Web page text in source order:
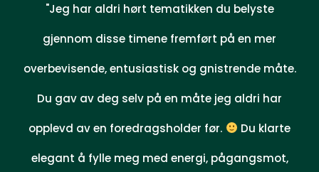
"Jeg har aldri hørt tematikken du belyste
gjennom disse timene fremført på en mer
overbevisende, entusiastisk og gnistrende måte.
Du gav av deg selv på en måte jeg aldri har
opplevd av en foredragsholder før.
Du klarte
elegant å fylle meg med energi, pågangsmot,